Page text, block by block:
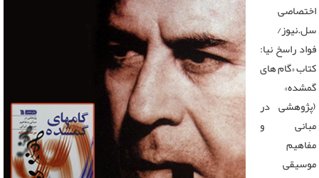
اختصاصی
سل.نیوز/
فواد راسخ نیا:
کتاب «گام های
گمشده»
(پژوهشی در
مبانی و
مفاهیم
موسیقی